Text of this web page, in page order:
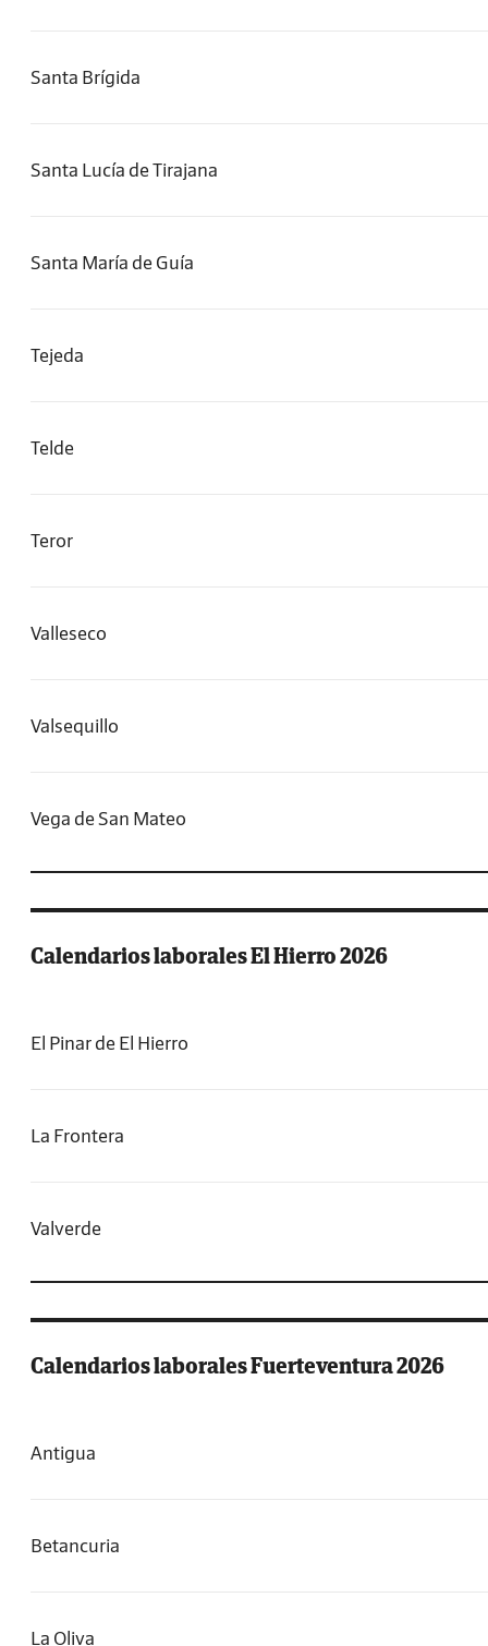
Santa Brígida
Santa Lucía de Tirajana
Santa María de Guía
Tejeda
Telde
Teror
Valleseco
Valsequillo
Vega de San Mateo
Calendarios laborales El Hierro 2026
El Pinar de El Hierro
La Frontera
Valverde
Calendarios laborales Fuerteventura 2026
Antigua
Betancuria
La Oliva